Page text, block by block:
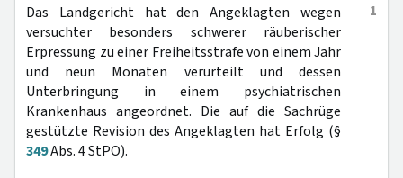
1
Das Landgericht hat den Angeklagten wegen
versuchter besonders schwerer räuberischer
Erpressung zu einer Freiheitsstrafe von einem Jahr
und neun Monaten verurteilt und dessen
Unterbringung in einem psychiatrischen
Krankenhaus angeordnet. Die auf die Sachrüge
gestützte Revision des Angeklagten hat Erfolg (§
349Abs. 4 StPO).